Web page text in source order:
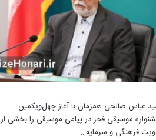
عباس صالحی همزمان با آغاز چهل‌ویکمین
موسیقی فجر در پیامی موسیقی را بخشی از
فرهنگی و سرمایه…